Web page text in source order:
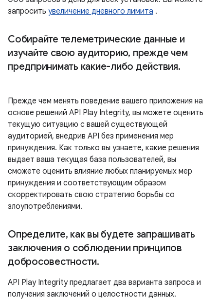
запросить увеличение дневного лимита .
Собирайте телеметрические данные и
изучайте свою аудиторию, прежде чем
предпринимать какие-либо действия.
Прежде чем менять поведение вашего приложения на
основе решений API Play Integrity, вы можете оценить
текущую ситуацию с вашей существующей
аудиторией, внедрив API без применения мер
принуждения. Как только вы узнаете, какие решения
выдает ваша текущая база пользователей, вы
сможете оценить влияние любых планируемых мер
принуждения и соответствующим образом
скорректировать свою стратегию борьбы со
злоупотреблениями.
Определите, как вы будете запрашивать
заключения о соблюдении принципов
добросовестности.
API Play Integrity предлагает два варианта запроса и
получения заключений о целостности данных.